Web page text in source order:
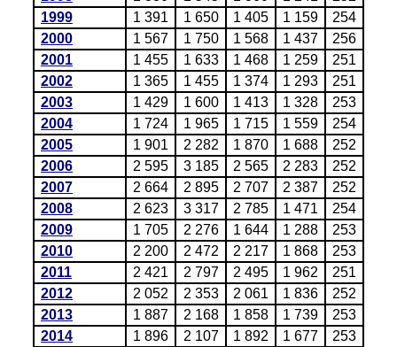
1999
1 391 1 650 1 405 1 159
254
2000
1 567 1 750 1 568 1 437
256
2001
1 455 1 633 1 468 1 259
251
2002
1 365 1 455 1 374 1 293
251
2003
1 429 1 600 1 413 1 328
253
2004
1 724 1 965 1 715 1 559
254
2005
1 901 2 282 1 870 1 688
252
2006
2 595 3 185 2 565 2 283
252
2007
2 664 2 895 2 707 2 387
252
2008
2 623 3 317 2 785 1 471
254
2009
1 705 2 276 1 644 1 288
253
2010
2 200 2 472 2 217 1 868
253
2011
2 421 2 797 2 495 1 962
251
2012
2 052 2 353 2 061 1 836
252
2013
1 887 2 168 1 858 1 739
253
2014
1 896 2 107 1 892 1 677
253